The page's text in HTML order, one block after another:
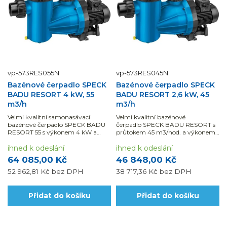
vp-573RES055N
Bazénové čerpadlo SPECK
BADU RESORT 4 kW, 55
m3/h
Velmi kvalitní samonasávací
bazénové čerpadlo SPECK BADU
RESORT 55 s výkonem 4 kW a
možnosti naší montáže a dodávky
materiálu s DPH ve snížené sazbě.
64 085,00 Kč
52 962,81 Kč bez DPH
ihned k odeslání
Přidat do košíku
vp-573RES045N
Bazénové čerpadlo SPECK
BADU RESORT 2,6 kW, 45
m3/h
Velmi kvalitní bazénové
čerpadlo SPECK BADU RESORT s
průtokem 45 m3/hod. a výkonem
vodu. Využijte možnosti naší
montáže a dodávky materiálu s
DPH ve snížené sazbě.
46 848,00 Kč
38 717,36 Kč bez DPH
ihned k odeslání
Přidat do košíku